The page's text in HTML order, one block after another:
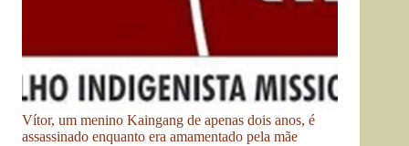
Vítor, um menino Kaingang de apenas dois anos, é
assassinado enquanto era amamentado pela mãe